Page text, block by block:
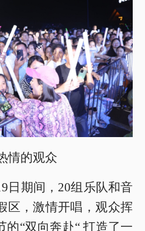
的观众
期间，20组乐队和音
区，激情开唱，观众挥
的“双向奔赴“ 打造了一